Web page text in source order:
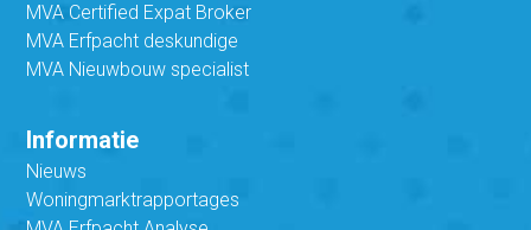
MVA Certified Expat Broker
MVA Erfpacht deskundige
MVA Nieuwbouw specialist
Informatie
Nieuws
Woningmarktrapportages